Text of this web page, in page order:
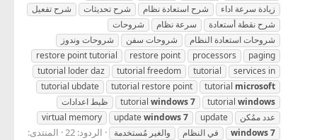
زيادة سرعة اداء
شرح استعادة نظام شرح تحديثات
شرح تفعيل
شرح نقطة أستعادة
سرعة نظام
شروحات
شروحات استعادة النظام
شروحات سفن
شروحات وندوز
paging
processors
restore point
restore point tutorial
services in
tutorial
tutorial freedom
tutorial loder daz
tutorial microsoft
tutorial restore point
tutorial ubdate
tutorial windows
tutorial windows7
ظبط اعدادات
عدد ممُكن
update
updatewindows7
virtual memory
windows7 في النظام والغير مُستخدمة الردود: 22 المنتدى: